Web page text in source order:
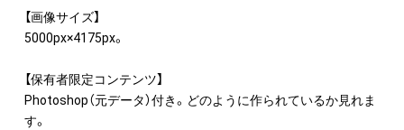
【画像サイズ】
5000px×4175px。
【保有者限定コンテンツ】
Photoshop（元データ）付き。どのように作られているか見れま
す。